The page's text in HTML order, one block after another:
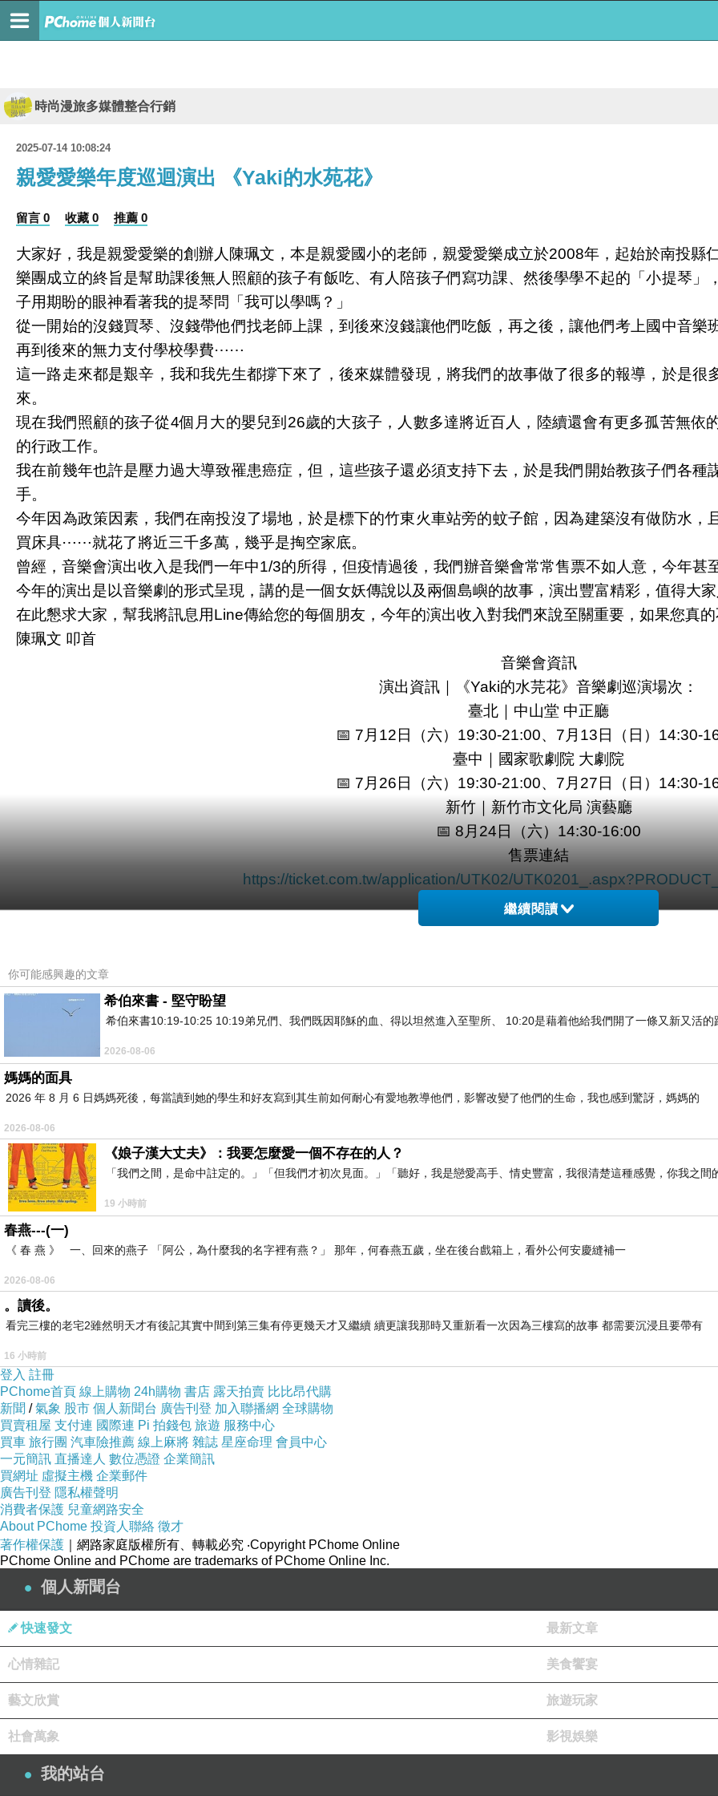
時尚漫旅多媒體整合行銷
2025-07-14 10:08:24
親愛愛樂年度巡迴演出 《Yaki的水苑花》
留言 0 收藏 0 推薦 0
大家好，我是親愛愛樂的創辦人陳珮文，本是親愛國小的老師，親愛愛樂成立於2008年，起始於南投縣
樂團成立的終旨是幫助課後無人照顧的孩子有飯吃、有人陪孩子們寫功課、然後學學不起的「小提琴
子用期盼的眼神看著我的提琴問「我可以學嗎？」
從一開始的沒錢買琴、沒錢帶他們找老師上課，到後來沒錢讓他們吃飯，再之後，讓他們考上國中音樂
再到後來的無力支付學校學費⋯⋯
這一路走來都是艱辛，我和我先生都撐下來了，後來媒體發現，將我們的故事做了很多的報導，於是很
來。
現在我們照顧的孩子從4個月大的嬰兒到26歲的大孩子，人數多達將近百人，陸續還會有更多孤苦無依
的行政工作。
我在前幾年也許是壓力過大導致罹患癌症，但，這些孩子還必須支持下去，於是我們開始教孩子們各
手。
今年因為政策因素，我們在南投沒了場地，於是標下的竹東火車站旁的蚊子館，因為建築沒有做防水，
買床具⋯⋯就花了將近三千多萬，幾乎是掏空家底。
曾經，音樂會演出收入是我們一年中1/3的所得，但疫情過後，我們辦音樂會常常售票不如人意，今年
今年的演出是以音樂劇的形式呈現，講的是一個女妖傳說以及兩個島嶼的故事，演出豐富精彩，值得大家
在此懇求大家，幫我將訊息用Line傳給您的每個朋友，今年的演出收入對我們來說至關重要，如果您真
陳珮文 叩首
音樂會資訊
演出資訊｜《Yaki的水芫花》音樂劇巡演場次：
臺北｜中山堂 中正廳
📅 7月12日（六）19:30-21:00、7月13日（日）14:30-
臺中｜國家歌劇院 大劇院
📅 7月26日（六）19:30-21:00、7月27日（日）14:30-
新竹｜新竹市文化局 演藝廳
📅 8月24日（六）14:30-16:00
售票連結
https://ticket.com.tw/application/UTK02/
或撥電話03-5100749
捐款連結
天菜男神急速衰老，有望重返顏值巔峰？ＰＯＶ成為阿北前，我也曾是臉蛋天才！
下一篇：來自比利時的頂級冰淇淋 冰淇淋漂浮咖啡
繼續閱讀
你可能感興趣的文章
希伯來書 - 堅守盼望
希伯來書10:19-10:25 10:19弟兄們、我們既因耶穌的血、得以坦然進入至聖所、 10:20是藉着他給我們開了一條又新又活的
2026-08-06
媽媽的面具
2026 年 8 月 6 日媽媽死後，每當讀到她的學生和好友寫到其生前如何耐心有愛地教導他們，影響改變了他們的生命，我也感到驚訝，媽媽的
2026-08-06
《娘子漢大丈夫》：我要怎麼愛一個不存在的人？
「我們之間，是命中註定的。」「但我們才初次見面。」「聽好，我是戀愛高手、情史豐富，我很清楚這種感覺，你我之間
19 小時前
春燕---(一)
《 春 燕 》 一、回來的燕子 「阿公，為什麼我的名字裡有燕？」 那年，何春燕五歲，坐在後台戲箱上，看外公何安慶縫補一
2026-08-06
。讀後。
看完三樓的老宅2雖然明天才有後記其實中間到第三集有停更幾天才又繼續 續更讓我那時又重新看一次因為三樓寫的故事 都需要沉浸且要帶有
16 小時前
登入 註冊
PChome首頁 線上購物 24h購物 書店 露天拍賣 比比昂代購
新聞 /氣象 股市 個人新聞台 廣告刊登 加入聯播網 全球購物
買賣租屋 支付連 國際連 Pi 拍錢包 旅遊 服務中心
買車 旅行團 汽車險推薦 線上麻將 雜誌 星座命理 會員中心
一元簡訊 直播達人 數位憑證 企業簡訊
買網址 虛擬主機 企業郵件
廣告刊登 隱私權聲明
消費者保護 兒童網路安全
About PChome 投資人聯絡 徵才
著作權保護 ｜網路家庭版權所有、轉載必究 ‧Copyright PChome Online
PChome Online and PChome are trademarks of PChome Online Inc.
個人新聞台
快速發文 最新文章
心情雜記 美食饗宴
藝文欣賞 旅遊玩家
社會萬象 影視娛樂
我的站台